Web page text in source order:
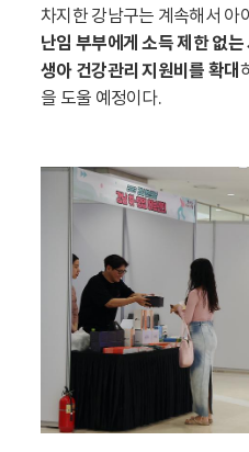
차지한 강남구는 계속해서 아
난임 부부에게 소득 제한 없
생아 건강관리 지원비를 확대
을 도울 예정이다.